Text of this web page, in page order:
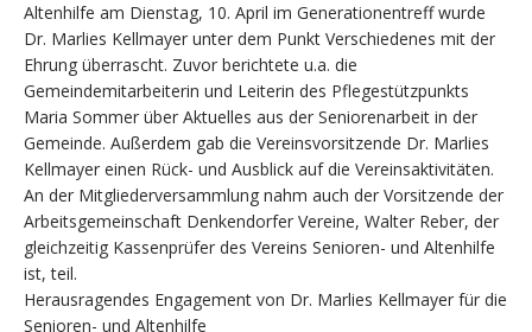
Altenhilfe am Dienstag, 10. April im Generationentreff wurde
Dr. Marlies Kellmayer unter dem Punkt Verschiedenes mit der
Ehrung überrascht. Zuvor berichtete u.a. die
Gemeindemitarbeiterin und Leiterin des Pflegestützpunkts
Maria Sommer über Aktuelles aus der Seniorenarbeit in der
Gemeinde. Außerdem gab die Vereinsvorsitzende Dr. Marlies
Kellmayer einen Rück- und Ausblick auf die Vereinsaktivitäten.
An der Mitgliederversammlung nahm auch der Vorsitzende der
Arbeitsgemeinschaft Denkendorfer Vereine, Walter Reber, der
gleichzeitig Kassenprüfer des Vereins Senioren- und Altenhilfe
ist, teil.
Herausragendes Engagement von Dr. Marlies Kellmayer für die
Senioren- und Altenhilfe